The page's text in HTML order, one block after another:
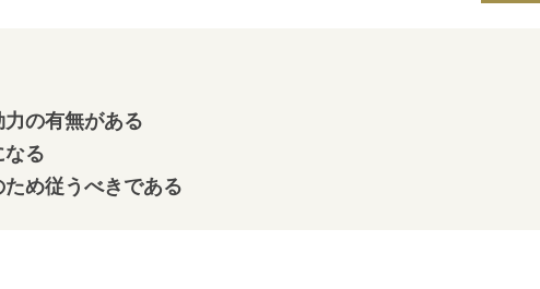
の有無がある
なる
め従うべきである